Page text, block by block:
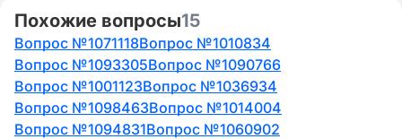
Похожие вопросы15
Вопрос №1071118Вопрос №1010834
Вопрос №1093305Вопрос №1090766
Вопрос №1001123Вопрос №1036934
Вопрос №1098463Вопрос №1014004
Вопрос №1094831Вопрос №1060902